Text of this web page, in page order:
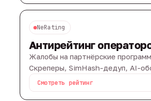
NeRating
Антирейтинг
Жалобы на партнёрские
Скреперы, SimHash-дедуп, AI-
Смотреть рейтинг